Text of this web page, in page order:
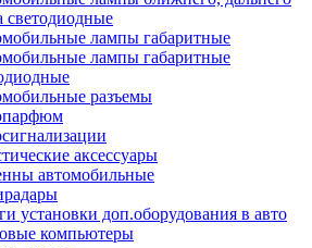
светодиодные
лампы габаритные
лампы габаритные
разъемы
аксессуары
автомобильные
установки доп.оборудования в авто
компьютеры